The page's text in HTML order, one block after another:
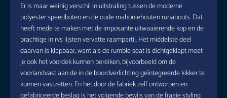
Er is maar weinig verschil in uitstraling tussen de moderne
polyester speedboten en de oude mahoniehouten runabouts. Dat
heeft mede te maken met de imposante uitwaaierende kop en de
prachtige in rvs lijsten vervatte raampartij. Het middelste deel
daarvan is klapbaar, want als de rumble seat is dichtgeklapt moet
je ook het voordek kunnen bereiken, bijvoorbeeld om de
voorlandvast aan de in de boordverlichting geïntegreerde kikker te
kunnen vastzetten. En het door de fabriek zelf ontworpen en